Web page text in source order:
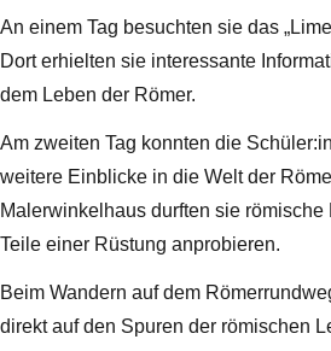
An einem Tag besuchten sie das
Dort erhielten sie interessante
dem Leben der Römer.
Am zweiten Tag konnten die
weitere Einblicke in die Welt der
Malerwinkelhaus durften sie
Teile einer Rüstung anprobieren.
Beim Wandern auf dem
direkt auf den Spuren der römischen